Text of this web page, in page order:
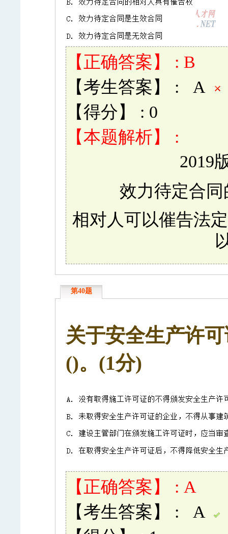
【正确答案】 : B
【考生答案】 : A
【得分】 : 0
【本题解析】 :
2019
效力待定合
相对人可以催告法
第40题
关于安全生产许
()。(1分)
【正确答案】 : A
【考生答案】 : A